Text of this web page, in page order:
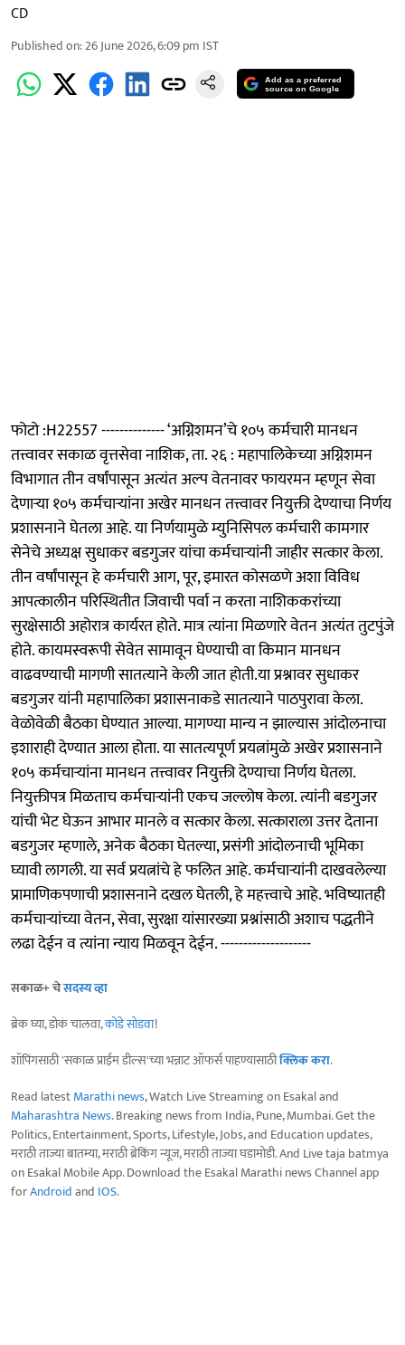
CD
Published on:26 June 2026, 6:09 pm IST
Add as a preferred
source on Google
फोटो :H22557 -------------- ‘अग्निशमन’चे १०५ कर्मचारी मानधन
तत्त्वावर सकाळ वृत्तसेवा नाशिक, ता. २६ : महापालिकेच्या अग्निशमन
विभागात तीन वर्षांपासून अत्यंत अल्प वेतनावर फायरमन म्हणून सेवा
देणाऱ्या १०५ कर्मचाऱ्यांना अखेर मानधन तत्त्वावर नियुक्ती देण्याचा निर्णय
प्रशासनाने घेतला आहे. या निर्णयामुळे म्युनिसिपल कर्मचारी कामगार
सेनेचे अध्यक्ष सुधाकर बडगुजर यांचा कर्मचाऱ्यांनी जाहीर सत्कार केला.
तीन वर्षांपासून हे कर्मचारी आग, पूर, इमारत कोसळणे अशा विविध
आपत्कालीन परिस्थितीत जिवाची पर्वा न करता नाशिककरांच्या
सुरक्षेसाठी अहोरात्र कार्यरत होते. मात्र त्यांना मिळणारे वेतन अत्यंत तुटपुंजे
होते. कायमस्वरूपी सेवेत सामावून घेण्याची वा किमान मानधन
वाढवण्याची मागणी सातत्याने केली जात होती.या प्रश्नावर सुधाकर
बडगुजर यांनी महापालिका प्रशासनाकडे सातत्याने पाठपुरावा केला.
वेळोवेळी बैठका घेण्यात आल्या. मागण्या मान्य न झाल्यास आंदोलनाचा
इशाराही देण्यात आला होता. या सातत्यपूर्ण प्रयत्नांमुळे अखेर प्रशासनाने
१०५ कर्मचाऱ्यांना मानधन तत्त्वावर नियुक्ती देण्याचा निर्णय घेतला.
नियुक्तीपत्र मिळताच कर्मचाऱ्यांनी एकच जल्लोष केला. त्यांनी बडगुजर
यांची भेट घेऊन आभार मानले व सत्कार केला. सत्काराला उत्तर देताना
बडगुजर म्हणाले, अनेक बैठका घेतल्या, प्रसंगी आंदोलनाची भूमिका
घ्यावी लागली. या सर्व प्रयत्नांचे हे फलित आहे. कर्मचाऱ्यांनी दाखवलेल्या
प्रामाणिकपणाची प्रशासनाने दखल घेतली, हे महत्त्वाचे आहे. भविष्यातही
कर्मचाऱ्यांच्या वेतन, सेवा, सुरक्षा यांसारख्या प्रश्नांसाठी अशाच पद्धतीने
लढा देईन व त्यांना न्याय मिळवून देईन. --------------------
सकाळ+ चेसदस्य व्हा
ब्रेक घ्या, डोकं चालवा,कोडे सोडवा!
शॉपिंगसाठी 'सकाळ प्राईम डील्स'च्या भन्नाट ऑफर्स पाहण्यासाठीक्लिक करा.
Read latestMarathi news, Watch Live Streaming on Esakal and
Maharashtra News. Breaking news from India, Pune, Mumbai. Get the
Politics, Entertainment, Sports, Lifestyle, Jobs, and Education updates,
मराठी ताज्या बातम्या, मराठी ब्रेकिंग न्यूज, मराठी ताज्या घडामोडी. And Live taja batmya
on Esakal Mobile App. Download the Esakal Marathi news Channel app
forAndroidand IOS.